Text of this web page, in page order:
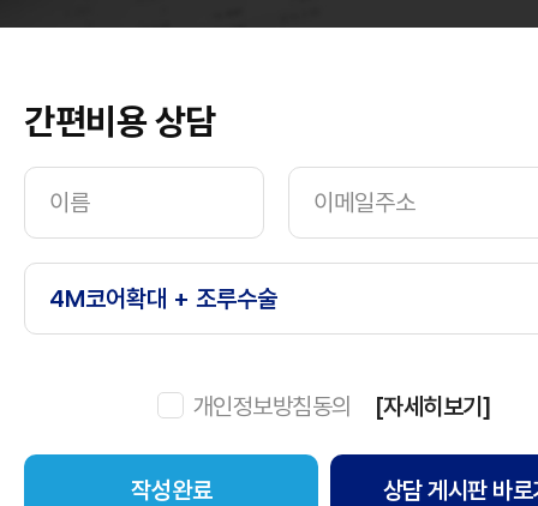
간편비용 상담
개인정보방침동의 [자세히보기]
상담 게시판 바